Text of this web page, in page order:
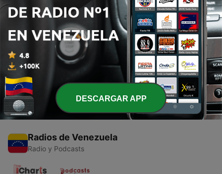
Episodios
Mi Música Para Dios (Presentación)
09 jun. 2021
1 - Mi Música Para Dios (Trailer)
28 dic. 2020
Radios de Venezuela
Radio y Podcasts
DESCARGAR APP